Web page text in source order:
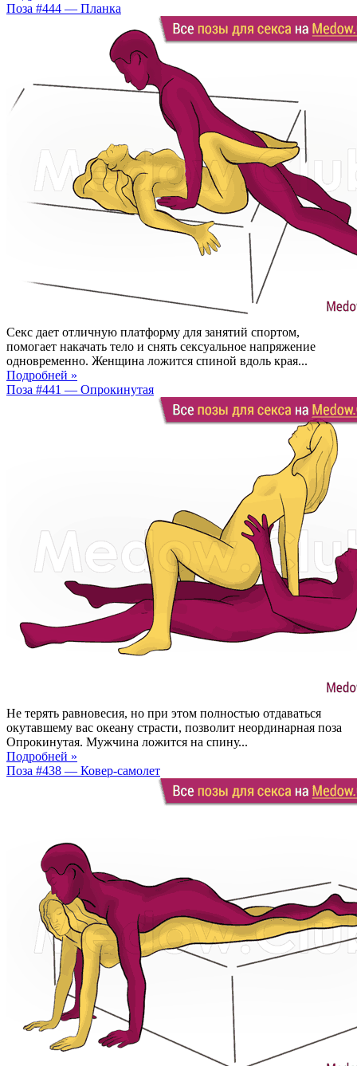
Поза #444 — Планка
Секс дает отличную платформу для занятий спортом,
помогает накачать тело и снять сексуальное напряжение
одновременно. Женщина ложится спиной вдоль края...
Подробней »
Поза #441 — Опрокинутая
Не терять равновесия, но при этом полностью отдаваться
окутавшему вас океану страсти, позволит неординарная поза
Опрокинутая. Мужчина ложится на спину...
Подробней »
Поза #438 — Ковер-самолет